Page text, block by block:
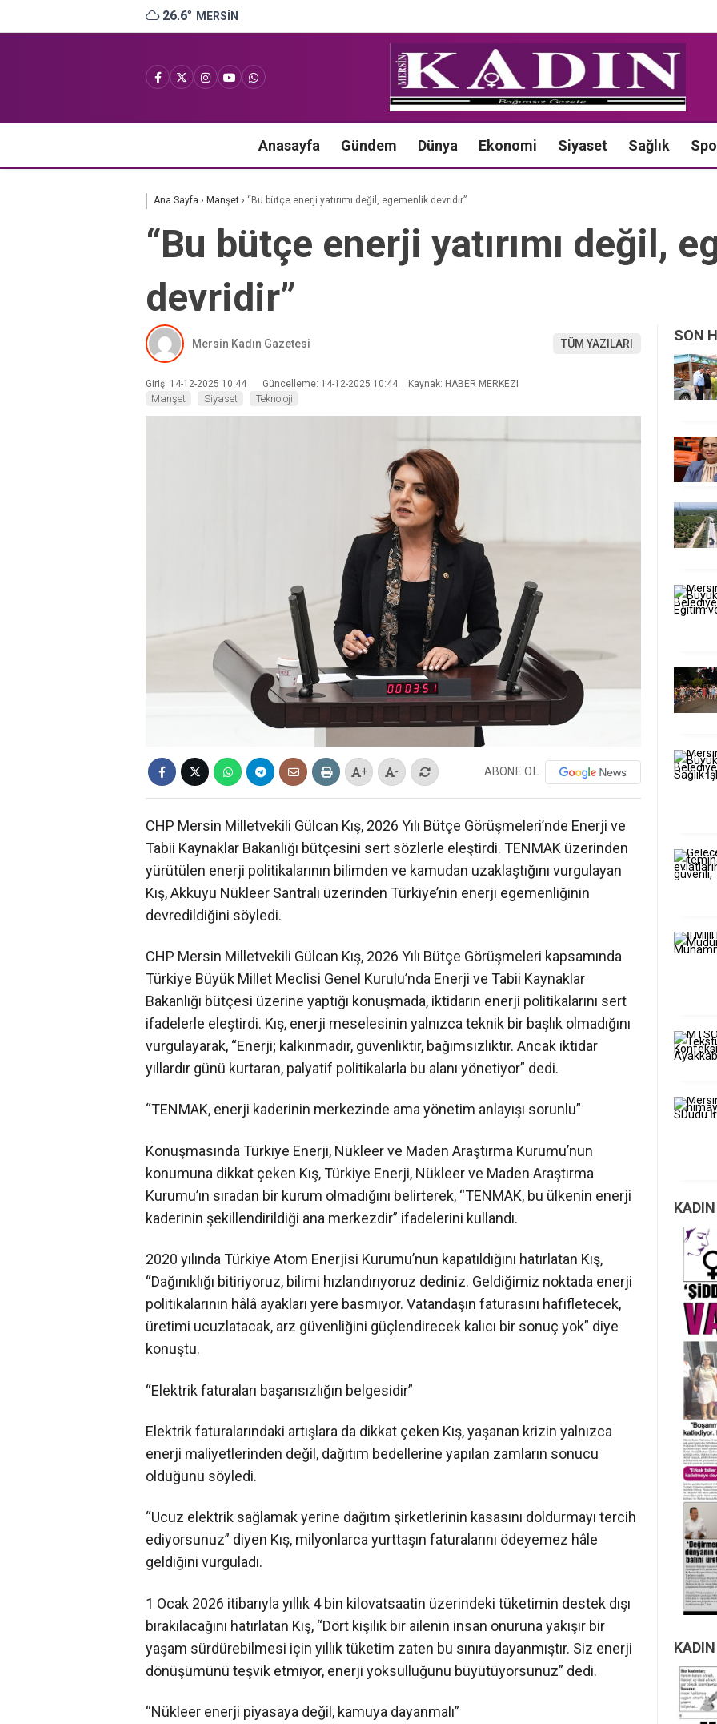
26.6° MERSIN
Anasayfa Gündem Dünya Ekonomi Siyaset Sağlık
Ana Sayfa › Manşet › “Bu bütçe enerji yatırımı değil, egemenlik devridir”
“Bu bütçe enerji yatırımı değil,
devridir”
Mersin Kadın Gazetesi TÜM YAZILARI
Giriş: 14-12-2025 10:44 Güncelleme: 14-12-2025 10:44 Kaynak: HABER MERKEZI
Manşet Siyaset Teknoloji
+ - ABONE OL
CHP Mersin Milletvekili Gülcan Kış, 2026 Yılı Bütçe Görüşmeleri’nde Enerji ve
Tabii Kaynaklar Bakanlığı bütçesini sert sözlerle eleştirdi. TENMAK üzerinden
yürütülen enerji politikalarının bilimden ve kamudan uzaklaştığını vurgulayan
Kış, Akkuyu Nükleer Santrali üzerinden Türkiye’nin enerji egemenliğinin
devredildiğini söyledi.
CHP Mersin Milletvekili Gülcan Kış, 2026 Yılı Bütçe Görüşmeleri kapsamında
Türkiye Büyük Millet Meclisi Genel Kurulu’nda Enerji ve Tabii Kaynaklar
Bakanlığı bütçesi üzerine yaptığı konuşmada, iktidarın enerji politikalarını sert
ifadelerle eleştirdi. Kış, enerji meselesinin yalnızca teknik bir başlık olmadığını
vurgulayarak, “Enerji; kalkınmadır, güvenliktir, bağımsızlıktır. Ancak iktidar
yıllardır günü kurtaran, palyatif politikalarla bu alanı yönetiyor” dedi.
“TENMAK, enerji kaderinin merkezinde ama yönetim anlayışı sorunlu”
Konuşmasında Türkiye Enerji, Nükleer ve Maden Araştırma Kurumu’nun
konumuna dikkat çeken Kış, Türkiye Enerji, Nükleer ve Maden Araştırma
Kurumu’ın sıradan bir kurum olmadığını belirterek, “TENMAK, bu ülkenin enerji
kaderinin şekillendirildiği ana merkezdir” ifadelerini kullandı.
2020 yılında Türkiye Atom Enerjisi Kurumu’nun kapatıldığını hatırlatan Kış,
“Dağınıklığı bitiriyoruz, bilimi hızlandırıyoruz dediniz. Geldiğimiz noktada enerji
politikalarının hâlâ ayakları yere basmıyor. Vatandaşın faturasını hafifletecek,
üretimi ucuzlatacak, arz güvenliğini güçlendirecek kalıcı bir sonuç yok” diye
konuştu.
“Elektrik faturaları başarısızlığın belgesidir”
Elektrik faturalarındaki artışlara da dikkat çeken Kış, yaşanan krizin yalnızca
enerji maliyetlerinden değil, dağıtım bedellerine yapılan zamların sonucu
olduğunu söyledi.
“Ucuz elektrik sağlamak yerine dağıtım şirketlerinin kasasını doldurmayı tercih
ediyorsunuz” diyen Kış, milyonlarca yurttaşın faturalarını ödeyemez hâle
geldiğini vurguladı.
1 Ocak 2026 itibarıyla yıllık 4 bin kilovatsaatin üzerindeki tüketimin destek dışı
bırakılacağını hatırlatan Kış, “Dört kişilik bir ailenin insan onuruna yakışır bir
yaşam sürdürebilmesi için yıllık tüketim zaten bu sınıra dayanmıştır. Siz enerji
dönüşümünü teşvik etmiyor, enerji yoksulluğunu büyütüyorsunuz” dedi.
“Nükleer enerji piyasaya değil, kamuya dayanmalı”
SON
KADIN